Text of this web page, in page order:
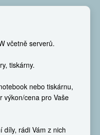
včetně serverů.
tiskárny.
nebo tiskárnu,
výkon/cena pro Vaše
díly, rádi Vám z nich